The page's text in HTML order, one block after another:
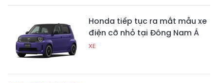
Honda tiếp tục ra mắt mẫu xe
điện cỡ nhỏ tại Đông Nam Á
XE